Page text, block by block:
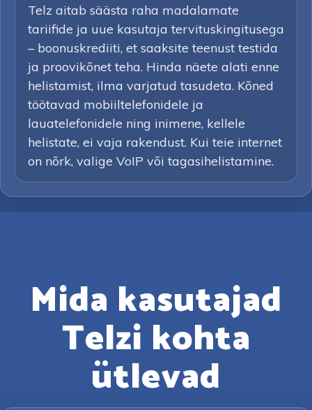
Telz aitab säästa raha madalamate
tariifide ja uue kasutaja tervituskingitusega
– boonuskrediiti, et saaksite teenust testida
ja proovikõnet teha. Hinda näete alati enne
helistamist, ilma varjatud tasudeta. Kõned
töötavad mobiiltelefonidele ja
lauatelefonidele ning inimene, kellele
helistate, ei vaja rakendust. Kui teie internet
on nõrk, valige VoIP või tagasihelistamine.
Mida kasutajad
Telzi kohta
ütlevad